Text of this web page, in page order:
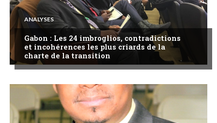
ANALYSES
Gabon : Les 24 imbroglios, contradictions
et incohérences les plus criards de la
charte de la transition